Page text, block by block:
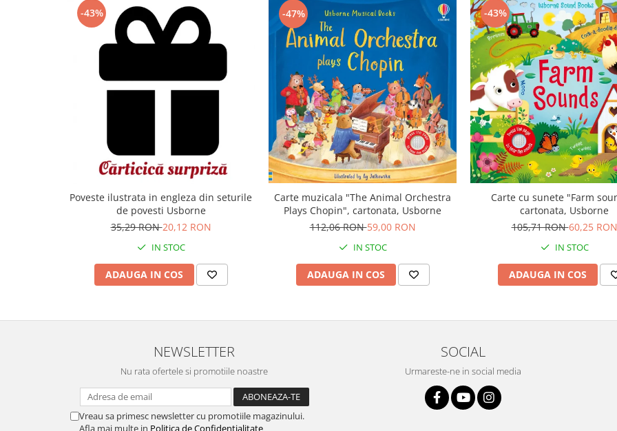
-43%
Poveste ilustrata in engleza din seturile
de povesti Usborne
35,29 RON20,12 RON
IN STOC
ADAUGA IN COS
-47%
Carte muzicala "The Animal Orchestra
Plays Chopin", cartonata, Usborne
112,06 RON59,00 RON
IN STOC
ADAUGA IN COS
-43%
Carte cu sunete "Farm
cartonata, Usborne
105,71 RON60,25 RON
IN STOC
ADAUGA IN COS
NEWSLETTER
Nu rata ofertele si promotiile noastre
Vreau sa primesc newsletter cu promotiile magazinului.
Afla mai multe in Politica de Confidentialitate
SOCIAL
Urmareste-ne in social media